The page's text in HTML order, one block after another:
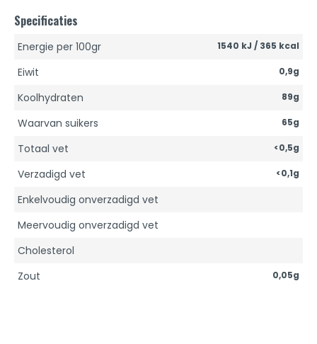
Specificaties
Energie per 100gr 1540 kJ / 365 kcal
Eiwit 0,9g
Koolhydraten 89g
Waarvan suikers 65g
Totaal vet <0,5g
Verzadigd vet <0,1g
Enkelvoudig onverzadigd vet
Meervoudig onverzadigd vet
Cholesterol
Zout
0,05g